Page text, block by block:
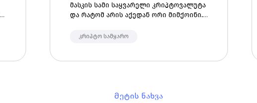
მასკის სამი საყვარელი კრიპტოვალუტა
და რატომ არის აქედან ორი მიმქოინი.
კრიპტოს ყიდვა მარტივად და ყველაზე
კრიპტო სამყარო
Მეტის ნახვა